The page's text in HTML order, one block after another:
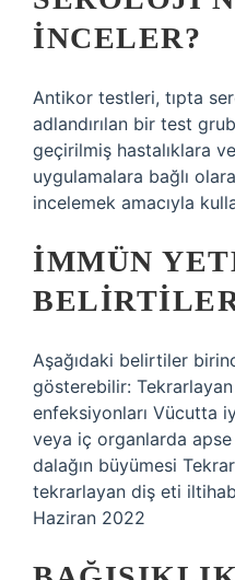
INCELER?
Antikor testleri, tıpta
adlandırılan bir test
geçirilmiş hastalıklara
uygulamalara bağlı
incelemek amacıyla
İMMÜN
Aşağıdaki belirtiler
gösterebilir:
enfeksiyonları Vücutta
veya iç organlarda
dalağın büyümesi
tekrarlayan diş eti
Haziran 2022